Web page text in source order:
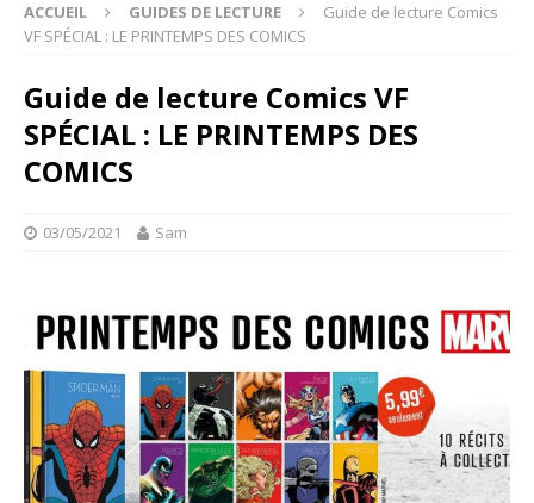
ACCUEIL GUIDES DE LECTURE
Guide de lecture Comics
VF SPÉCIAL : LE PRINTEMPS DES COMICS
Guide de lecture Comics VF
SPÉCIAL : LE PRINTEMPS DES
COMICS
03/05/2021 Sam